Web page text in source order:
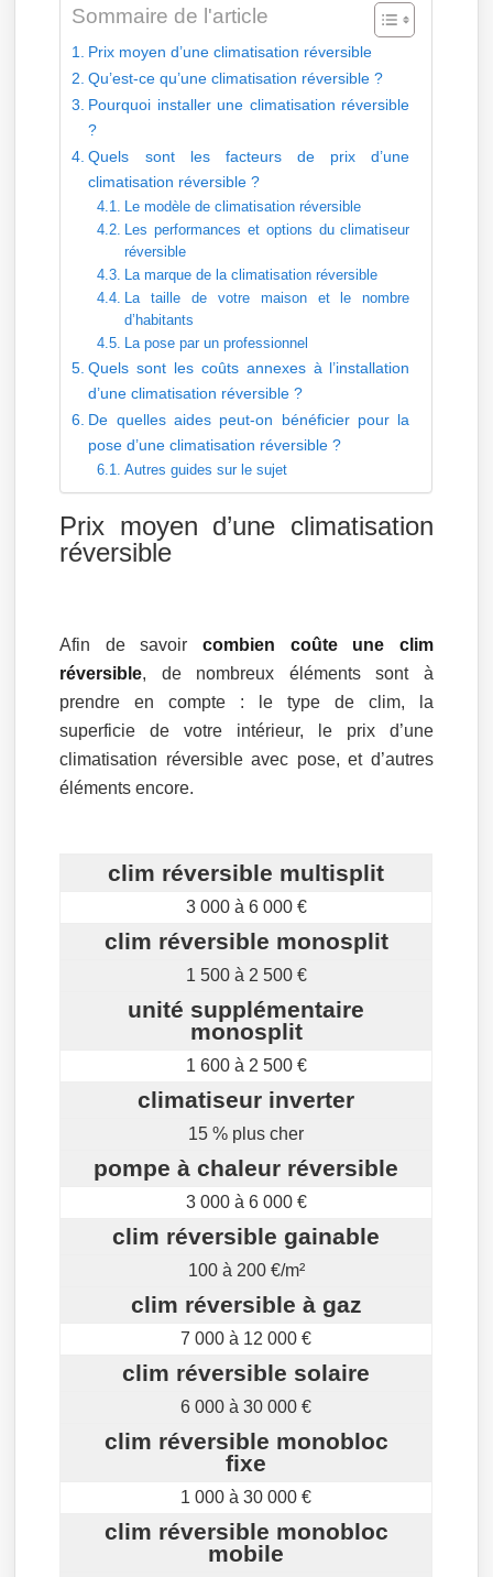
Sommaire de l'article
Prix moyen d’une climatisation réversible
Qu’est-ce qu’une climatisation réversible ?
Pourquoi installer une climatisation réversible
?
Quels sont les facteurs de prix d’une
climatisation réversible ?
Le modèle de climatisation réversible
Les performances et options du climatiseur
réversible
La marque de la climatisation réversible
La taille de votre maison et le nombre
d’habitants
La pose par un professionnel
Quels sont les coûts annexes à l’installation
d’une climatisation réversible ?
De quelles aides peut-on bénéficier pour la
pose d’une climatisation réversible ?
Autres guides sur le sujet
Prix moyen d’une climatisation
réversible
Afin de savoir combien coûte une clim
réversible, de nombreux éléments sont à
prendre en compte : le type de clim, la
superficie de votre intérieur, le prix d’une
climatisation réversible avec pose, et d’autres
éléments encore.
clim réversible multisplit
3 000 à 6 000 €
clim réversible monosplit
1 500 à 2 500 €
unité supplémentaire
monosplit
1 600 à 2 500 €
climatiseur inverter
15 % plus cher
pompe à chaleur réversible
3 000 à 6 000 €
clim réversible gainable
100 à 200 €/m²
clim réversible à gaz
7 000 à 12 000 €
clim réversible solaire
6 000 à 30 000 €
clim réversible monobloc
fixe
1 000 à 30 000 €
clim réversible monobloc
mobile